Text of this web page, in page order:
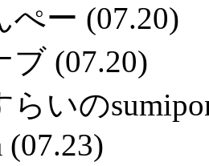
ぺー (07.20)
ブ (07.20)
らいの
(07.23)